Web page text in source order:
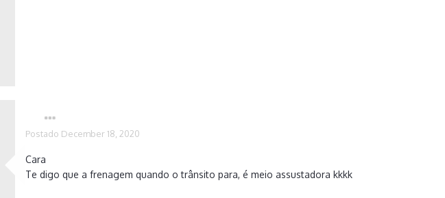
Postado December 18, 2020
Cara
Te digo que a frenagem quando o trânsito para, é meio assustadora kkkk